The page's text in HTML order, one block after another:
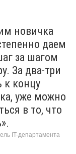
новичка
даем
за шагом
За два-три
к концу
уже можно
в то, что
IT-департамента